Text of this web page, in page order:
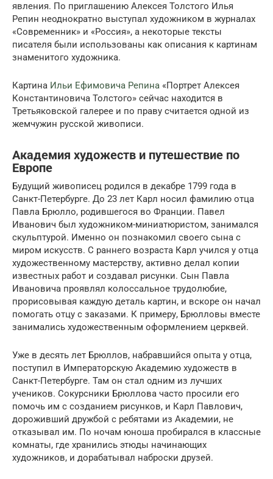
явления. По приглашению Алексея Толстого Илья
Репин неоднократно выступал художником в журналах
«Современник» и «Россия», а некоторые тексты
писателя были использованы как описания к картинам
знаменитого художника.
Картина Ильи Ефимовича Репина «Портрет Алексея
Константиновича Толстого» сейчас находится в
Третьяковской галерее и по праву считается одной из
жемчужин русской живописи.
Академия художеств и путешествие по
Европе
Будущий живописец родился в декабре 1799 года в
Санкт-Петербурге. До 23 лет Карл носил фамилию отца
Павла Брюлло, родившегося во Франции. Павел
Иванович был художником-миниатюристом, занимался
скульптурой. Именно он познакомил своего сына с
миром искусств. С раннего возраста Карл учился у отца
художественному мастерству, активно делал копии
известных работ и создавал рисунки. Сын Павла
Ивановича проявлял колоссальное трудолюбие,
прорисовывая каждую деталь картин, и вскоре он начал
помогать отцу с заказами. К примеру, Брюлловы вместе
занимались художественным оформлением церквей.
Уже в десять лет Брюллов, набравшийся опыта у отца,
поступил в Императорскую Академию художеств в
Санкт-Петербурге. Там он стал одним из лучших
учеников. Сокурсники Брюллова часто просили его
помочь им с созданием рисунков, и Карл Павлович,
дороживший дружбой с ребятами из Академии, не
отказывал им. По ночам юноша пробирался в классные
комнаты, где хранились этюды начинающих
художников, и дорабатывал наброски друзей.